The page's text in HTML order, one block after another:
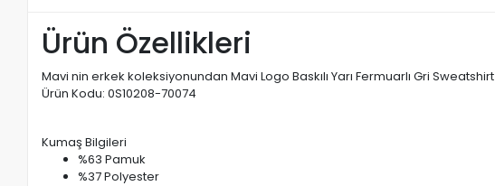
Ürün Özellikleri
Mavi nin erkek koleksiyonundan Mavi Logo Baskılı Yarı Fermuarlı Gri Sweatshirt
Ürün Kodu: 0S10208-70074
Kumaş Bilgileri
%63 Pamuk
%37 Polyester